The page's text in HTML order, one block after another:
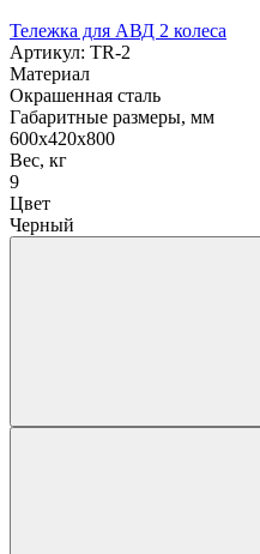
Тележка для АВД 2 колеса
Артикул: TR-2
Материал
Окрашенная сталь
Габаритные размеры, мм
600х420х800
Вес, кг
9
Цвет
Черный